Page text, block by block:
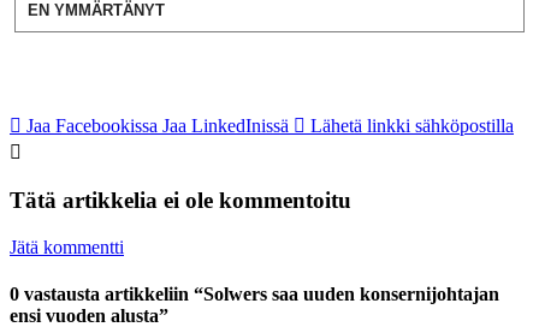
EN YMMÄRTÄNYT
Jaa Facebookissa Jaa LinkedInissä Lähetä linkki sähköpostilla
Tätä artikkelia ei ole kommentoitu
Jätä kommentti
0 vastausta artikkeliin “Solwers saa uuden konsernijohtajan
ensi vuoden alusta”